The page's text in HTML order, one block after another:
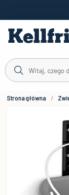
Strona główna